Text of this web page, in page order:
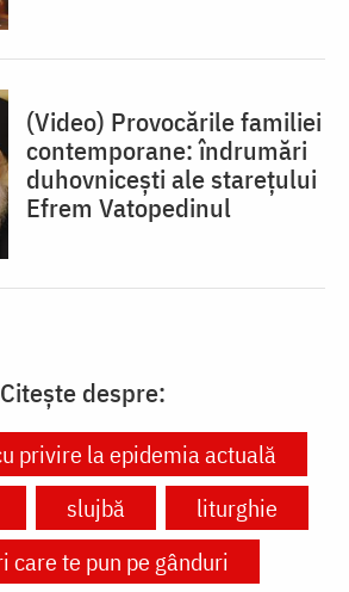
(Video) Provocările familiei
contemporane: îndrumări
duhovnicești ale starețului
Efrem Vatopedinul
Citește despre:
privire la epidemia actuală
slujbă
liturghie
care te pun pe gânduri